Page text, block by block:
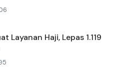
Layanan Haji, Lepas 1.119